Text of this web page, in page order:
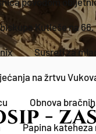
Kutleše na
Susreti za
na žrtvu
Obnova
Papina -